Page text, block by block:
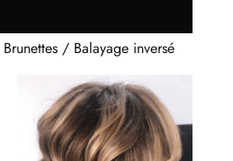
Brunettes/ Balayage inversé